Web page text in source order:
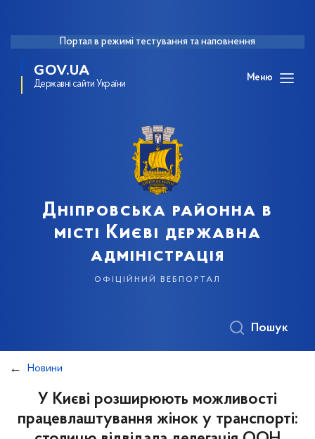
Портал в режимі тестування та наповнення
GOV.UA
Державні сайти України
Меню
Дніпровська районна в
місті Києві державна
адміністрація
офіційний вебпортал
Пошук
Новини
У Києві розширюють можливості
працевлаштування жінок у транспорті: